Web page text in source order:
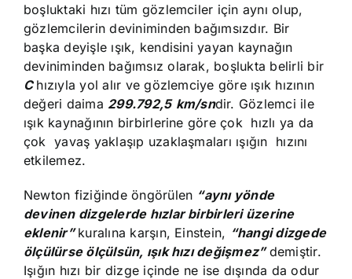
boşluktaki hızı tüm gözlemciler için aynı olup,
gözlemcilerin deviniminden bağımsızdır. Bir
başka deyişle ışık, kendisini yayan kaynağın
deviniminden bağımsız olarak, boşlukta belirli bir
C hızıyla yol alır ve gözlemciye göre ışık hızının
değeri daima 299.792,5 km/sndir. Gözlemci ile
ışık kaynağının birbirlerine göre çok hızlı ya da
çok yavaş yaklaşıp uzaklaşmaları ışığın hızını
etkilemez.
Newton fiziğinde öngörülen “aynı yönde
devinen dizgelerde hızlar birbirleri üzerine
eklenir”kuralına karşın, Einstein, “hangi dizgede
ölçülürse ölçülsün, ışık hızı değişmez”demiştir.
Işığın hızı bir dizge içinde ne ise dışında da odur